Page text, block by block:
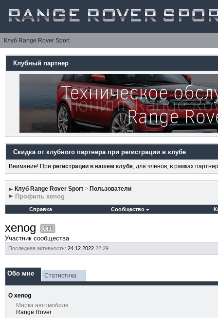
Клуб Range Rover Sport
Клубный партнер
Скидка от клубного партнера при регистрации в клубе
Внимание! При регистрации в нашем клубе, для членов, в рамках
Клуб Range Rover Sport > Пользователи
Профиль xenog
Справка Сообщество
xenog
Участник сообщества
Последняя активность: 24.12.2022 22:29
Обо мне Статистика
О xenog
Марка автомобиля
Range Rover